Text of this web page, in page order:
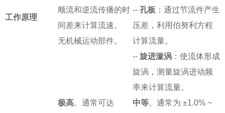
工作原理
顺流和逆流传播的时
间差来计算流速。
无机械运动部件。
-- 孔板 ：通过节流件产生
压差，利用伯努利方程
计算流量。
-- 旋进漩涡 ：使流体形成
旋涡，测量旋涡进动频
率来计算流量。
极高。通常可达
中等。通常为 ±1.0% ~